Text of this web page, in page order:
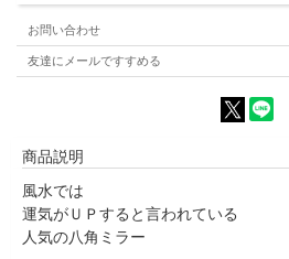
お問い合わせ
友達にメールですすめる
商品説明
風水では
運気がＵＰすると言われている
人気の八角ミラー